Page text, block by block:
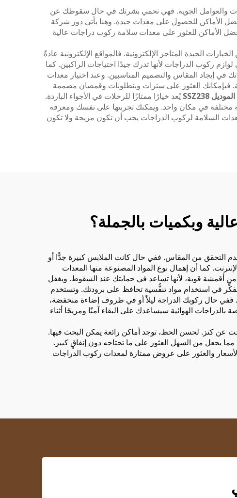
والعوامل الجوية. فهي تحمي بشرتك في حال سقوطك عن
الأماكن للحصول على معدات جيدة. وهنا يأتي دور شركة
الأماكن للعثور على معدات سلامة ركوب دراجات عالية
الجيدة المتاجر الإلكترونية. فالمواقع الإلكترونية عادةً
ركوب الدراجات لأنها تدرك جيدًا احتياجات الراكبين. كما
في إيجاد المقاس والتصميم المناسبين. وعند اختيار معدات
فبإمكانك العثور على سترات وبنطلونات وقمصان مصممة
يُعد خيارًا ممتازًا للرحلات في الأجواء الباردة.
في مكان واحد. ويمكنك تجربتها على نفسك ومعرفة
السلامة لركوب الدراجات يجب أن تكون مريحة ولا تكون
وبكميات بالجملة؟
التحقق من المقاس. ففي حال كانت الملابس كبيرة جدًّا أو
كما أن إهمال نوع المواد المصنوعة منها المعدات
أقمشة قوية، لأنها تساعد في حمايتك عند السقوط. ويغفل
في استخدام مواد تنفُّسية تحافظ على برودتك. وتستخدم
ففي حال ركوبك الدراجة ليلاً أو في ظروف إضاءة منخفضة،
الهوائية سيساعدك على البقاء آمنًا ومريحًا أثناء
عن كنز. لحسن الحظ، توجد أماكن رائعة يمكن البحث فيها.
يجعل من السهل العثور على ما تحتاجه دون إنفاقٍ كبير.
الأسعار والعثور على عروض ممتازة لمعدات ركوب الدراجات